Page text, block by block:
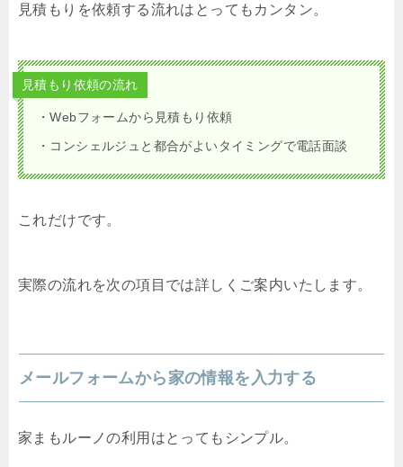
見積もりを依頼する流れはとってもカンタン。
見積もり依頼の流れ
・Webフォームから見積もり依頼
・コンシェルジュと都合がよいタイミングで電話面談
これだけです。
実際の流れを次の項目では詳しくご案内いたします。
メールフォームから家の情報を入力する
家まもルーノの利用はとってもシンプル。